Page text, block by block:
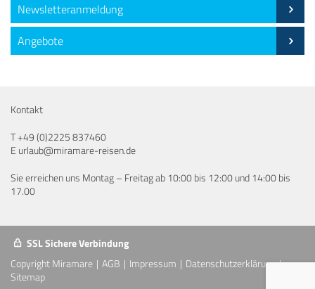
Newsletteranmeldung
Angebote
Kontakt
T+49 (0)2225 837460
E urlaub@miramare-reisen.de
Sie erreichen uns Montag – Freitag ab 10:00 bis 12:00 und 14:00 bis
17.00
SSL Sichere Verbindung
Copyright Miramare
AGB Impressum
Datenschutzerklärung
Sitemap